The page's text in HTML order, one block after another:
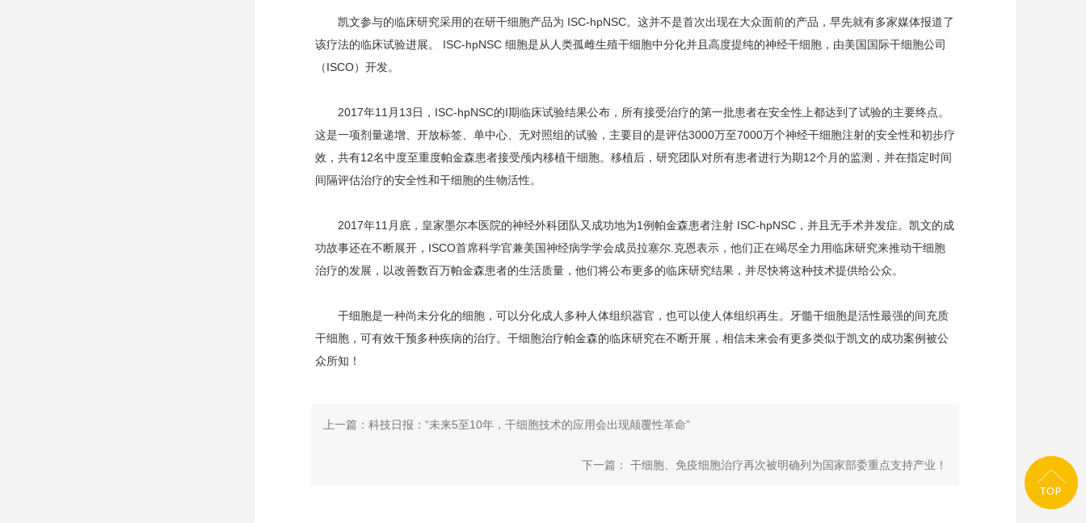
凯文参与的临床研究采用的在研干细胞产品为 ISC-hpNSC。这并不是首次出现在大众面前的产品，早先就有多家媒体报道了
该疗法的临床试验进展。 ISC-hpNSC 细胞是从人类孤雌生殖干细胞中分化并且高度提纯的神经干细胞，由美国国际干细胞公司
（ISCO）开发。
2017年11月13日，ISC-hpNSC的I期临床试验结果公布，所有接受治疗的第一批患者在安全性上都达到了试验的主要终点。
这是一项剂量递增、开放标签、单中心、无对照组的试验，主要目的是评估3000万至7000万个神经干细胞注射的安全性和初步疗
效，共有12名中度至重度帕金森患者接受颅内移植干细胞。移植后，研究团队对所有患者进行为期12个月的监测，并在指定时间
间隔评估治疗的安全性和干细胞的生物活性。
2017年11月底，皇家墨尔本医院的神经外科团队又成功地为1例帕金森患者注射 ISC-hpNSC，并且无手术并发症。凯文的成
功故事还在不断展开，ISCO首席科学官兼美国神经病学学会成员拉塞尔.克恩表示，他们正在竭尽全力用临床研究来推动干细胞
治疗的发展，以改善数百万帕金森患者的生活质量，他们将公布更多的临床研究结果，并尽快将这种技术提供给公众。
干细胞是一种尚未分化的细胞，可以分化成人多种人体组织器官，也可以使人体组织再生。牙髓干细胞是活性最强的间充质
干细胞，可有效干预多种疾病的治疗。干细胞治疗帕金森的临床研究在不断开展，相信未来会有更多类似于凯文的成功案例被公
众所知！
上一篇：科技日报：“未来5至10年，干细胞技术的应用会出现颠覆性革命”
下一篇： 干细胞、免疫细胞治疗再次被明确列为国家部委重点支持产业！